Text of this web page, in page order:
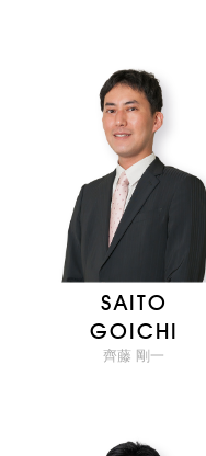
SAITO
GOICHI
齊藤 剛一